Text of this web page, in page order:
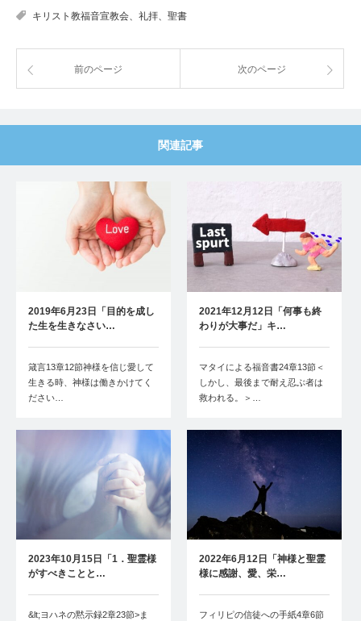
キリスト教福音宣教会、礼拝、聖書
前のページ 次のページ
関連記事
2019年6月23日「目的を成し
た生を生きなさい…
箴言13章12節神様を信じ愛して
生きる時、神様は働きかけてく
ださい…
2021年12月12日「何事も終
わりが大事だ」キ…
マタイによる福音書24章13節＜
しかし、最後まで耐え忍ぶ者は
救われる。＞…
2023年10月15日「1．聖霊様
がすべきことと…
&lt;ヨハネの黙示録2章23節>ま
2022年6月12日「神様と聖霊
様に感謝、愛、栄…
フィリピの信徒への手紙4章6節